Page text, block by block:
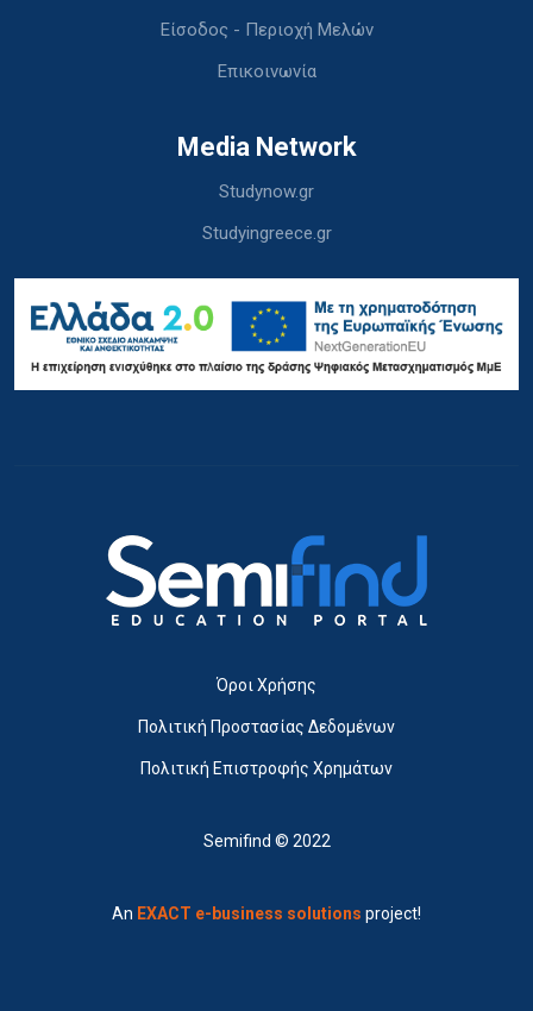
Είσοδος - Περιοχή Μελών
Επικοινωνία
Media Network
Studynow.gr
Studyingreece.gr
Όροι Χρήσης
Πολιτική Προστασίας Δεδομένων
Πολιτική Επιστροφής Χρημάτων
Semifind © 2022
An EXACT e-business solutions project!